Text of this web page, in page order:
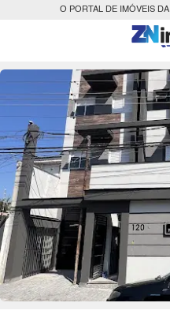
O PORTAL DE IMÓVEIS DA